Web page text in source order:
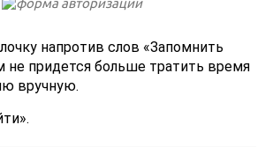
напротив слов «Запомнить
не придется больше тратить время
вручную.